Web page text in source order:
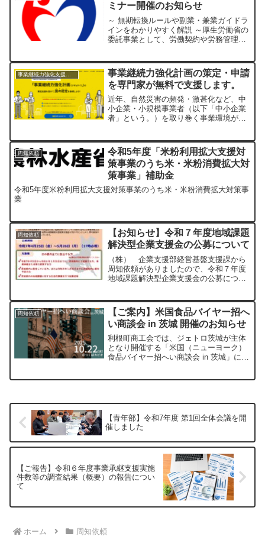
ミナー開催のお知らせ
～ 無期転換ルールや副業・兼業ガイドラ
インをわかりやすく解説 ～厚生労働省の
委託事業として、労働契約や労務管理の
で開催されます。本セミナーでは、以下
の内容を経験豊富...
事業継続力強化計画の策定・申請
を専門家が無料で支援します。
近年、自然災害の頻発・激甚化など、中
小企業・小規模事業者（以下「中小企業
者」という。）を取り巻く事業環境が急
ります。そこで、防災・減災に取り組む
中小企業がその取組内容（...
周知依頼
令和5年度「米粉利用拡大支援対
策事業のうち米・米粉消費拡大対
策事業」補助金
令和5年度米粉利用拡大支援対策事業のうち米・米粉消費拡大対策事
業
周知依頼
【お知らせ】令和７年度地域課題
解決型企業支援金の公募について
（株） 企業支援部経営基盤支援課から
周知依頼がありましたので、令和７年度
地域課題解決型企業支援金の公募につい
域課題解決型起業支援事業□令和７年度
地域課題解決型起業支援金...
周知依頼
【ご案内】米国食品バイヤー招へ
い商談会 in 茨城 開催のお知らせ
利根町商工会では、ジェトロ茨城が主体
となり開催する「米国（ニューヨーク）
食品バイヤー招へい商談会 in 茨城」につ
【青年部】令和7年度 第1回全体会議を開
催しました
【ご報告】令和６年度事業承継支援実施
件数等の調査結果（概要）の報告につい
て
ホーム 周知依頼